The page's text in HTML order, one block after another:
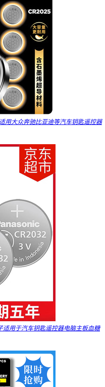
用大众奔驰比亚迪等汽车钥匙遥控器
适用于汽车钥匙遥控器电脑主板血糖